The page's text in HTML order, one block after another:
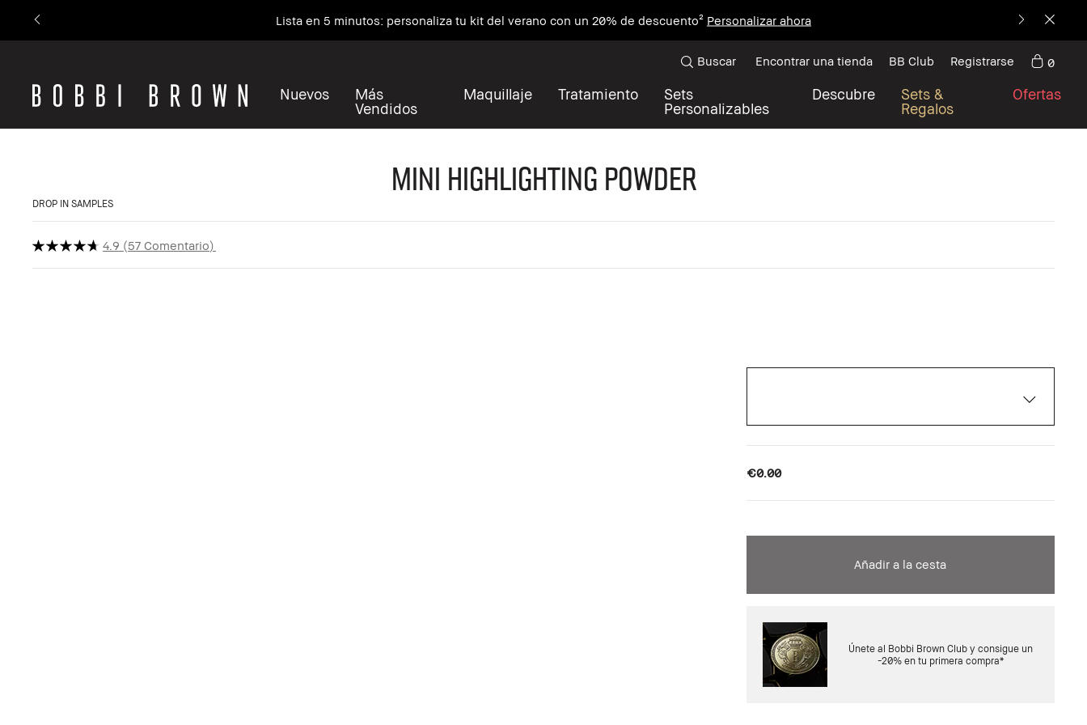
Lista en 5 minutos: personaliza tu kit del verano con un 20% de descuento² Personalizar ahora
Nuevos
Más
Vendidos
Maquillaje Tratamiento
Sets
Personalizables
Descubre
Sets &
Regalos
Ofertas
Buscar Encontrar una tienda BB Club Registrarse 0
Mini Highlighting Powder
DROP IN SAMPLES
4.9 57 Comentario
€0.00
Añadir a la cesta
Únete al Bobbi Brown Club y consigue un
-20% en tu primera compra*